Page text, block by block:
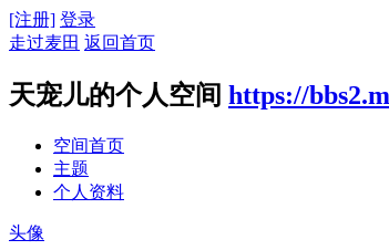
[注册] 登录
走过麦田 返回首页
天宠儿的个人空间 https://
空间首页
主题
个人资料
头像